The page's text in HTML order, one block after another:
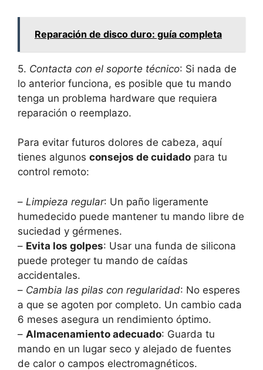
Reparación de disco duro: guía completa
5. Contacta con el soporte técnico: Si nada de
lo anterior funciona, es posible que tu mando
tenga un problema hardware que requiera
reparación o reemplazo.
Para evitar futuros dolores de cabeza, aquí
tienes algunos consejos de cuidado para tu
control remoto:
– Limpieza regular: Un paño ligeramente
humedecido puede mantener tu mando libre de
suciedad y gérmenes.
– Evita los golpes: Usar una funda de silicona
puede proteger tu mando de caídas
accidentales.
– Cambia las pilas con regularidad: No esperes
a que se agoten por completo. Un cambio cada
6 meses asegura un rendimiento óptimo.
– Almacenamiento adecuado: Guarda tu
mando en un lugar seco y alejado de fuentes
de calor o campos electromagnéticos.